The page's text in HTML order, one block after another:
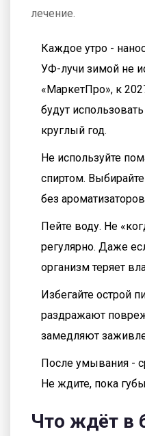
лечение.
Каждое утро -
УФ-лучи зимой не
«МаркетПро», к
будут
круглый год.
Не используйте
спиртом.
без
Пейте воду. Не
регулярно. Даже
организм теряет
Избегайте острой
раздражают
замедляют
После умывания -
Не ждите, пока губы
Что ждёт в